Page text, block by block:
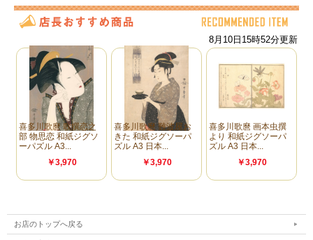
必要な方のみ
「ラッピング必要」を選択してください。
お店のトップへ戻る